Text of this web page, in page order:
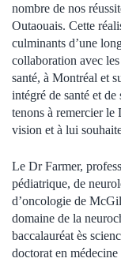
nombre de nos
Outaouais. Cette
culminants d’une
collaboration avec
santé, à Montréal et
intégré de santé et
tenons à remercier le
vision et à lui
Le Dr Farmer,
pédiatrique, de
d’oncologie de
domaine de la
baccalauréat ès
doctorat en